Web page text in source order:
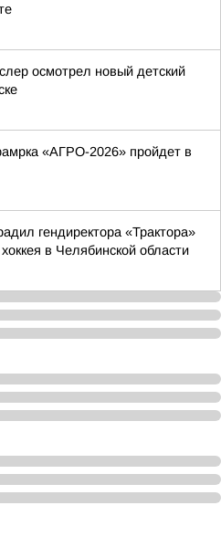
осмотрел новый детский
«АГРО-2026» пройдет в
гендиректора «Трактора»
в Челябинской области